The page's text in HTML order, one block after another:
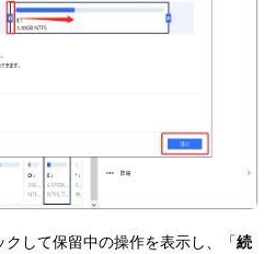
クして保留中の操作を表示し、「続